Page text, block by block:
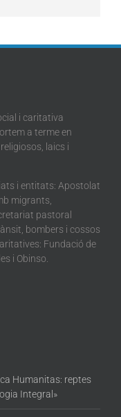
i caritativa
a terme en
laics i
i entitats: Apostolat
migrants,
pastoral
bombers i cossos
Fundació de
i Obinso.
Humanitas: reptes
Integral»